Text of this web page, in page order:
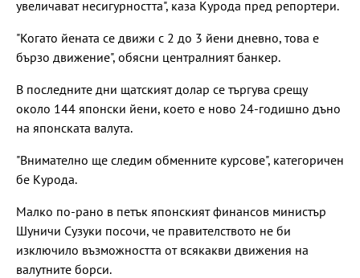
увеличават несигурността", каза Курода пред репортери.
"Когато йената се движи с 2 до 3 йени дневно, това е
бързо движение", обясни централният банкер.
В последните дни щатският долар се търгува срещу
около 144 японски йени, което е ново 24-годишно дъно
на японската валута.
"Внимателно ще следим обменните курсове", категоричен
бе Курода.
Малко по-рано в петък японският финансов министър
Шуничи Сузуки посочи, че правителството не би
изключило възможността от всякакви движения на
валутните борси.